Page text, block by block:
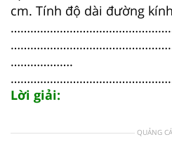
cm. Tính độ dài đường
……………….
Lời giải:
QUẢNG